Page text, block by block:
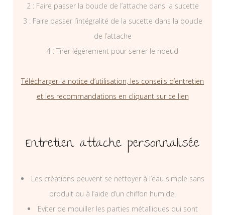
2 : Faire passer la boucle de l’attache dans la sucette
3 : Faire passer l’intégralité de la sucette dans la boucle
de l’attache
4 : Tirer légèrement pour serrer le noeud
Télécharger la notice d’utilisation, les conseils d’entretien
et les recommandations en cliquant sur ce lien
Entretien attache personnalisée
Les créations peuvent se nettoyer à l’eau simple sans
produit ou à l’aide d’un chiffon humide.
Eviter de mouiller les parties métalliques qui sont